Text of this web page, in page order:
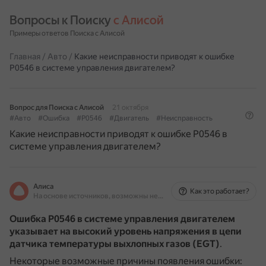
Вопросы к Поиску с Алисой
Примеры ответов Поиска с Алисой
Главная / Авто / Какие неисправности приводят к ошибке
P0546 в системе управления двигателем?
Вопрос для Поиска с Алисой
21 октября
#Авто
#Ошибка #P0546 #Двигатель #Неисправность
Какие неисправности приводят к ошибке P0546 в
системе управления двигателем?
Алиса
На основе источников, возможны неточности
Как это работает?
Ошибка P0546 в системе управления двигателем
указывает на высокий уровень напряжения в цепи
датчика температуры выхлопных газов (EGT).
Некоторые возможные причины появления ошибки: